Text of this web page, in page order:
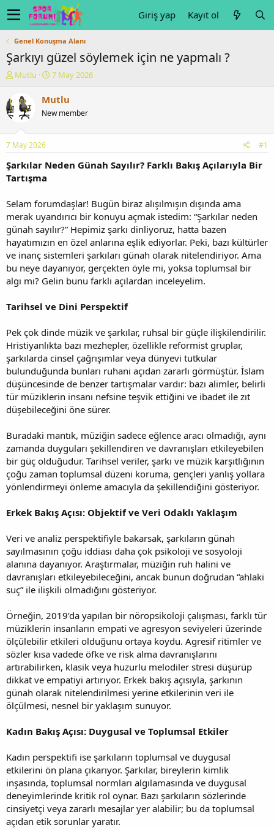
Giriş yap Kayıt ol
Genel Konuşma Alanı
Şarkıyı güzel söylemek için ne yapmalı ?
K
b
a
ş
a
a
n
Mutlu
B
ş
a
ç
i
h
i
7 May 2026
Mutlu
New member
7 May 2026 #1
Şarkılar Neden Günah Sayılır? Farklı Bakış Açılarıyla Bir
Tartışma
Selam forumdaşlar! Bugün biraz alışılmışın dışında ama
merak uyandırıcı bir konuyu açmak istedim: “Şarkılar neden
günah sayılır?” Hepimiz şarkı dinliyoruz, hatta bazen
hayatımızın en özel anlarına eşlik ediyorlar. Peki, bazı kültürler
ve inanç sistemleri şarkıları günah olarak nitelendiriyor. Ama
bu neye dayanıyor, gerçekten öyle mi, yoksa toplumsal bir
algı mı? Gelin bunu farklı açılardan inceleyelim.
Tarihsel ve Dini Perspektif
Pek çok dinde müzik ve şarkılar, ruhsal bir güçle ilişkilendirilir.
Hristiyanlıkta bazı mezhepler, özellikle reformist gruplar,
şarkılarda cinsel çağrışımlar veya dünyevi tutkular
bulunduğunda bunları ruhani açıdan zararlı görmüştür. İslam
düşüncesinde de benzer tartışmalar vardır: bazı alimler, belirli
tür müziklerin insanı nefsine teşvik ettiğini ve ibadet ile zıt
düşebileceğini öne sürer.
Buradaki mantık, müziğin sadece eğlence aracı olmadığı, aynı
zamanda duyguları şekillendiren ve davranışları etkileyebilen
bir güç olduğudur. Tarihsel veriler, şarkı ve müzik karşıtlığının
çoğu zaman toplumsal düzeni koruma, gençleri yanlış yollara
yönlendirmeyi önleme amacıyla da şekillendiğini gösteriyor.
Erkek Bakış Açısı: Objektif ve Veri Odaklı Yaklaşım
Veri ve analiz perspektifiyle bakarsak, şarkıların günah
sayılmasının çoğu iddiası daha çok psikoloji ve sosyoloji
alanına dayanıyor. Araştırmalar, müziğin ruh halini ve
davranışları etkileyebileceğini, ancak bunun doğrudan “ahlaki
suç” ile ilişkili olmadığını gösteriyor.
Örneğin, 2019’da yapılan bir nöropsikoloji çalışması, farklı tür
müziklerin insanların empati ve agresyon seviyeleri üzerinde
ölçülebilir etkileri olduğunu ortaya koydu. Agresif ritimler ve
sözler kısa vadede öfke ve risk alma davranışlarını
artırabilirken, klasik veya huzurlu melodiler stresi düşürüp
dikkat ve empatiyi artırıyor. Erkek bakış açısıyla, şarkının
günah olarak nitelendirilmesi yerine etkilerinin veri ile
ölçülmesi, nesnel bir yaklaşım sunuyor.
Kadın Bakış Açısı: Duygusal ve Toplumsal Etkiler
Kadın perspektifi ise şarkıların toplumsal ve duygusal
etkilerini ön plana çıkarıyor. Şarkılar, bireylerin kimlik
inşasında, toplumsal normları algılamasında ve duygusal
deneyimlerinde kritik rol oynar. Bazı şarkıların sözlerinde
cinsiyetçi veya zararlı mesajlar yer alabilir; bu da toplumsal
açıdan etik sorunlar yaratır.